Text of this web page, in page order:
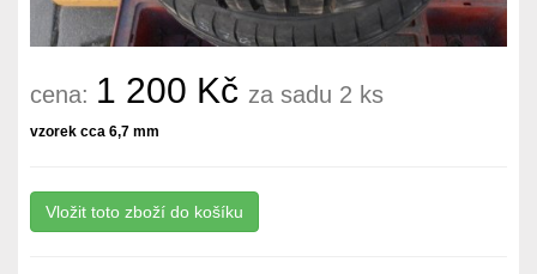
cena: 1 200 Kč za sadu 2 ks
vzorek cca 6,7 mm